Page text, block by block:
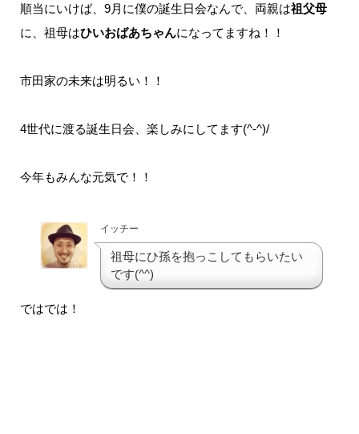
順当にいけば、9月に僕の誕生日会なんで、両親は祖父母
に、祖母はひいおばあちゃんになってますね！！
市田家の未来は明るい！！
4世代に渡る誕生日会、楽しみにしてます(^-^)/
今年もみんな元気で！！
イッチー
祖母にひ孫を抱っこしてもらいたい
です(^^)
ではでは！